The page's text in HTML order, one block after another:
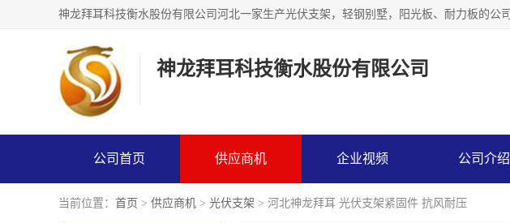
神龙拜耳科技衡水股份有限公司
公司首页 供应商机 企业视频 公司介绍
当前位置： 首页 > 供应商机 > 光伏支架 > 河北神龙拜耳 光伏支架紧固件 抗风耐压